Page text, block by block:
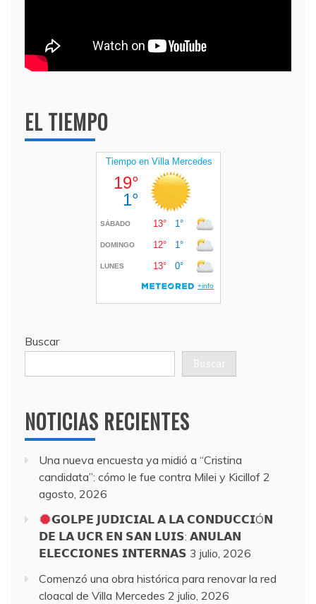
EL TIEMPO
Buscar
Buscar
NOTICIAS RECIENTES
Una nueva encuesta ya midió a “Cristina
candidata”: cómo le fue contra Milei y Kicillof 2
agosto, 2026
𝗚𝗢𝗟𝗣𝗘 𝗝𝗨𝗗𝗜𝗖𝗜𝗔𝗟 𝗔 𝗟𝗔 𝗖𝗢𝗡𝗗𝗨𝗖𝗖𝗜Ó𝗡
𝗗𝗘 𝗟𝗔 𝗨𝗖𝗥 𝗘𝗡 𝗦𝗔𝗡 𝗟𝗨𝗜𝗦: 𝗔𝗡𝗨𝗟𝗔𝗡
𝗘𝗟𝗘𝗖𝗖𝗜𝗢𝗡𝗘𝗦 𝗜𝗡𝗧𝗘𝗥𝗡𝗔𝗦 3 julio, 2026
Comenzó una obra histórica para renovar la red
cloacal de Villa Mercedes 2 julio, 2026